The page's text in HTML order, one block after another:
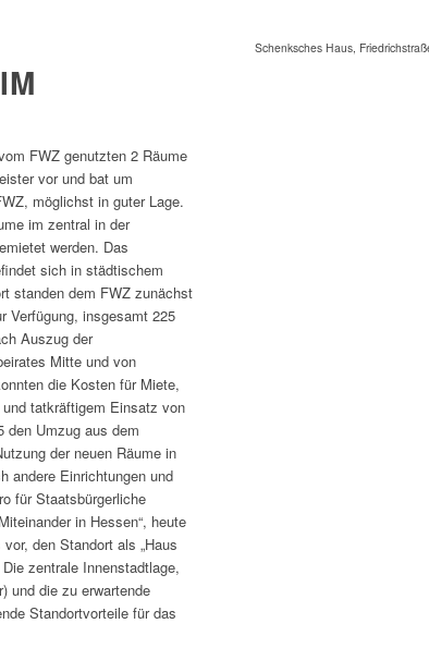
FWZ genutzten 2 Räume
vor und bat um
möglichst in guter Lage.
im zentral in der
werden. Das
sich in städtischem
standen dem FWZ zunächst
Verfügung, insgesamt 225
Auszug der
Mitte und von
die Kosten für Miete,
tatkräftigem Einsatz von
den Umzug aus dem
der neuen Räume in
andere Einrichtungen und
für Staatsbürgerliche
in Hessen“, heute
den Standort als „Haus
zentrale Innenstadtlage,
und die zu erwartende
Standortvorteile für das
Schenksches Haus,